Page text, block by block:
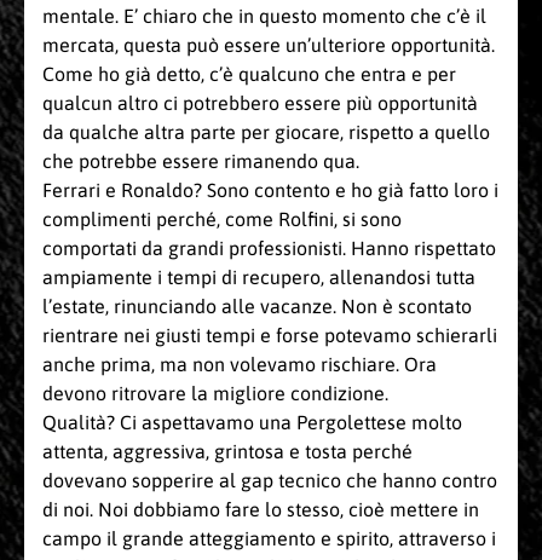
mentale. E’ chiaro che in questo momento che c’è il
mercata, questa può essere un’ulteriore opportunità.
Come ho già detto, c’è qualcuno che entra e per
qualcun altro ci potrebbero essere più opportunità
da qualche altra parte per giocare, rispetto a quello
che potrebbe essere rimanendo qua.
Ferrari e Ronaldo? Sono contento e ho già fatto loro i
complimenti perché, come Rolfini, si sono
comportati da grandi professionisti. Hanno rispettato
ampiamente i tempi di recupero, allenandosi tutta
l’estate, rinunciando alle vacanze. Non è scontato
rientrare nei giusti tempi e forse potevamo schierarli
anche prima, ma non volevamo rischiare. Ora
devono ritrovare la migliore condizione.
Qualità? Ci aspettavamo una Pergolettese molto
attenta, aggressiva, grintosa e tosta perché
dovevano sopperire al gap tecnico che hanno contro
di noi. Noi dobbiamo fare lo stesso, cioè mettere in
campo il grande atteggiamento e spirito, attraverso i